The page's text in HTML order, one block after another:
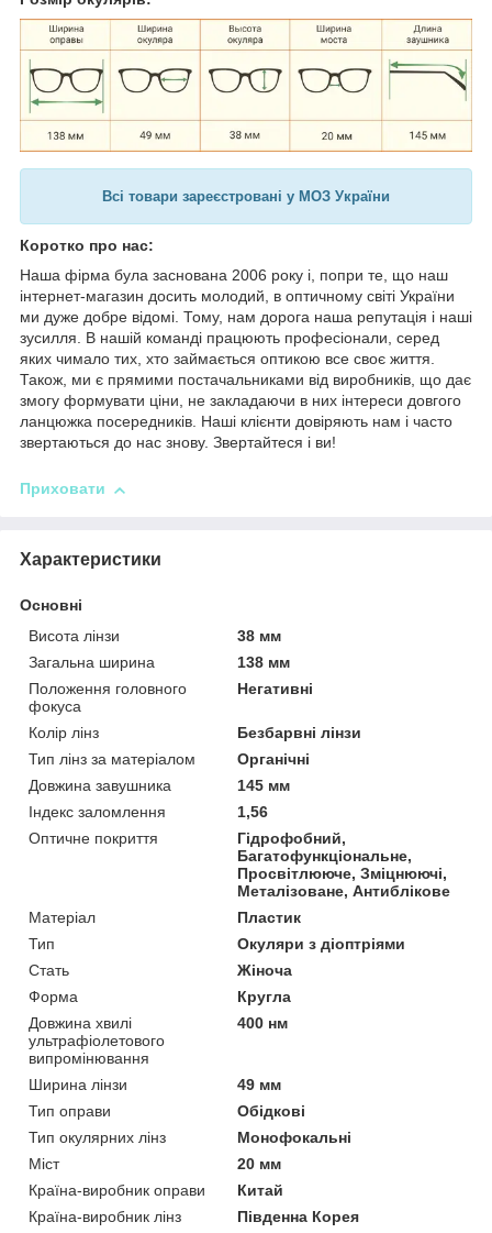
Всі товари зареєстровані у МОЗ України
Коротко про нас:
Наша фірма була заснована 2006 року і, попри те, що наш
інтернет-магазин досить молодий, в оптичному світі України
ми дуже добре відомі. Тому, нам дорога наша репутація і наші
зусилля. В нашій команді працюють професіонали, серед
яких чимало тих, хто займається оптикою все своє життя.
Також, ми є прямими постачальниками від виробників, що дає
змогу формувати ціни, не закладаючи в них інтереси довгого
ланцюжка посередників. Наші клієнти довіряють нам і часто
звертаються до нас знову. Звертайтеся і ви!
Приховати
Характеристики
Основні
Висота лінзи
38 мм
Загальна ширина
138 мм
Положення головного
фокуса
Негативні
Колір лінз
Безбарвні лінзи
Тип лінз за матеріалом
Органічні
Довжина завушника
145 мм
Індекс заломлення
1,56
Оптичне покриття
Гідрофобний,
Багатофункціональне,
Просвітлююче, Зміцнюючі,
Металізоване, Антиблікове
Матеріал
Пластик
Тип
Окуляри з діоптріями
Стать
Жіноча
Форма
Кругла
Довжина хвилі
ультрафіолетового
випромінювання
400 нм
Ширина лінзи
49 мм
Тип оправи
Обідкові
Тип окулярних лінз
Монофокальні
Міст
20 мм
Країна-виробник оправи
Китай
Країна-виробник лінз
Південна Корея